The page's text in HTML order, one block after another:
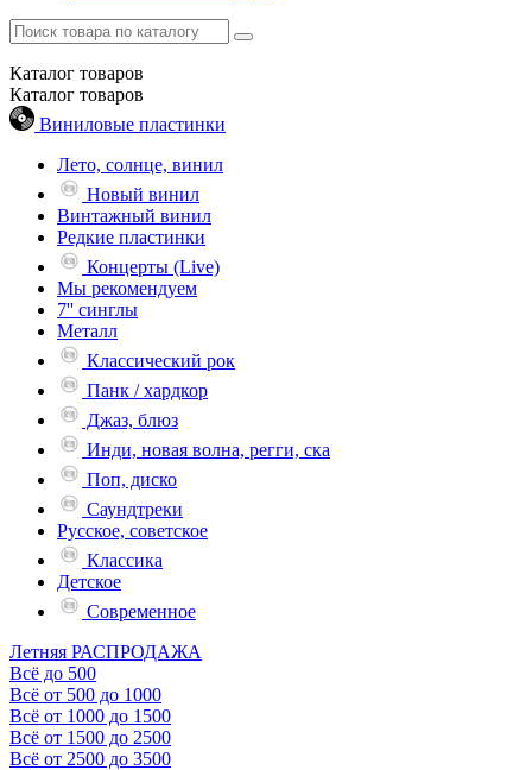
Каталог товаров
Каталог товаров
Виниловые пластинки
Лето, солнце, винил
Новый винил
Винтажный винил
Редкие пластинки
Концерты (Live)
Мы рекомендуем
7'' синглы
Металл
Классический рок
Панк / хардкор
Джаз, блюз
Инди, новая волна, регги, ска
Поп, диско
Саундтреки
Русское, советское
Классика
Детское
Современное
Летняя РАСПРОДАЖА
Всё до 500
Всё от 500 до 1000
Всё от 1000 до 1500
Всё от 1500 до 2500
Всё от 2500 до 3500